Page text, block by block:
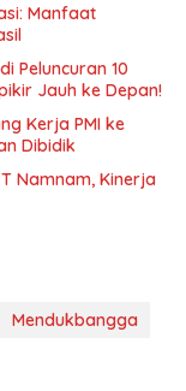
Manfaat
Peluncuran 10
Jauh ke Depan!
Kerja PMI ke
Dibidik
Namnam, Kinerja
Mendukbangga